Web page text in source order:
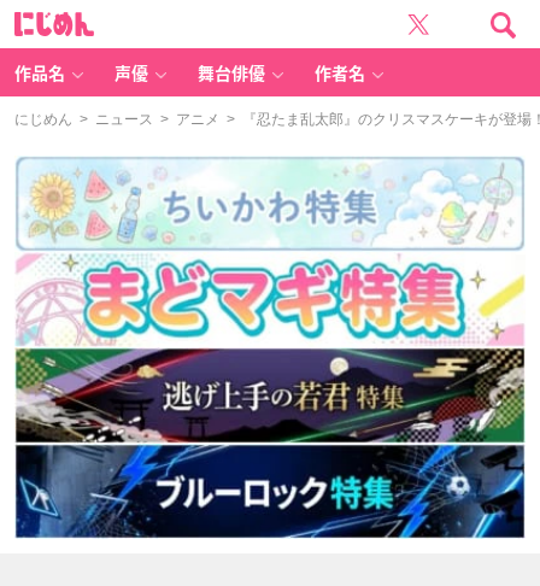
作品名 声優 舞台俳優 作者名
にじめん > ニュース > アニメ > 『忍たま乱太郎』のクリスマスケーキが登場